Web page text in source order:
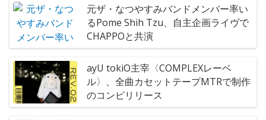
元ザ・なつやすみバンドメンバー率い
るPome Shih Tzu、自主企画ライヴで
CHAPPOと共演
ayU tokiO主宰〈COMPLEXレーベ
ル〉、全曲カセットテープMTRで制作
のコンピリリース